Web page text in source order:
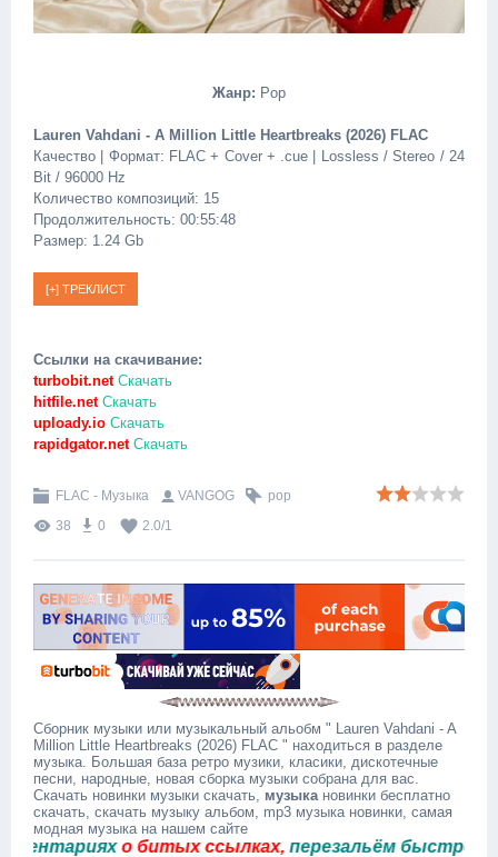
Жанр: Pop
Lauren Vahdani - A Million Little Heartbreaks (2026) FLAC
Качество | Формат: FLAC + Cover + .cue | Lossless / Stereo / 24
Bit / 96000 Hz
Количество композиций: 15
Продолжительность: 00:55:48
Размер: 1.24 Gb
Ссылки на скачивание:
turbobit.netСкачать
hitfile.netСкачать
uploady.io Скачать
rapidgator.netСкачать
FLAC - Музыка VANGOG
pop
38
0 2.0/1
Сборник музыки или музыкальный альобм " Lauren Vahdani - A
Million Little Heartbreaks (2026) FLAC " находиться в разделе
музыка. Большая база ретро музики, класики, дискотечные
песни, народные, новая сборка музыки собрана для вас.
Скачать новинки музыки скачать, музыкановинки бесплатно
скачать, скачать музыку альбом, mp3 музыка новинки, самая
модная музыка на нашем сайте
о битых ссылках,перезальём быстро.